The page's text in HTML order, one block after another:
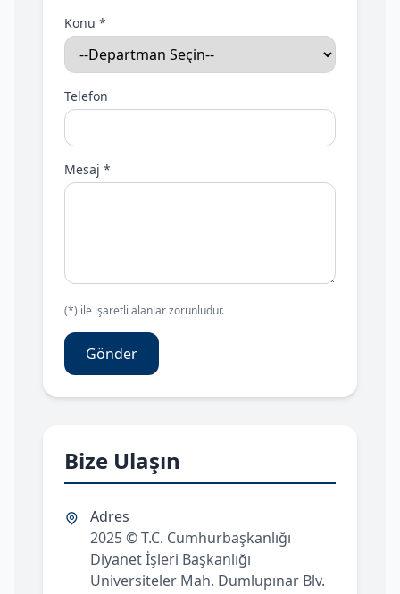
Konu *
Telefon
Mesaj *
(*) ile işaretli alanlar zorunludur.
Gönder
Bize Ulaşın
Adres
2025 © T.C. Cumhurbaşkanlığı
Diyanet İşleri Başkanlığı
Üniversiteler Mah. Dumlupınar Blv.